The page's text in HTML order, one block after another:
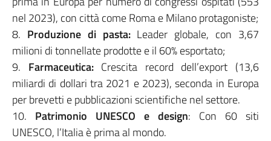
nel 2023), con città come Roma e Milano protagoniste;
8. Produzione di pasta:Leader globale, con 3,67
milioni di tonnellate prodotte e il 60% esportato;
9. Farmaceutica:Crescita record dell’export (13,6
miliardi di dollari tra 2021 e 2023), seconda in Europa
per brevetti e pubblicazioni scientifiche nel settore.
10. Patrimonio UNESCO e design: Con 60 siti
UNESCO, l’Italia è prima al mondo.